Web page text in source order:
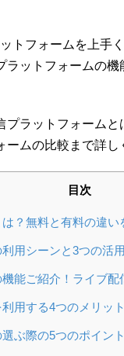
トフォームを上手
ラットフォームの
ラットフォーム
ムの比較まで詳し
目次
？無料と有料の違い
用シーンと3つの活
能ご紹介！ライブ
用する4つのメリット
ぶ際の5つのポイント